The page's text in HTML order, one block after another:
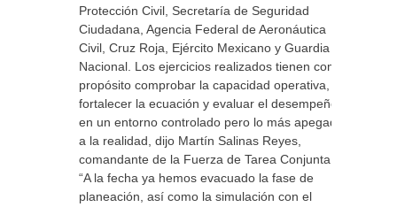
Protección Civil, Secretaría de Seguridad
Ciudadana, Agencia Federal de Aeronáutica
Civil, Cruz Roja, Ejército Mexicano y Guardia
Nacional. Los ejercicios realizados tienen como
propósito comprobar la capacidad operativa,
fortalecer la ecuación y evaluar el desempeño
en un entorno controlado pero lo más apegado
a la realidad, dijo Martín Salinas Reyes,
comandante de la Fuerza de Tarea Conjunta.
“A la fecha ya hemos evacuado la fase de
planeación, así como la simulación con el